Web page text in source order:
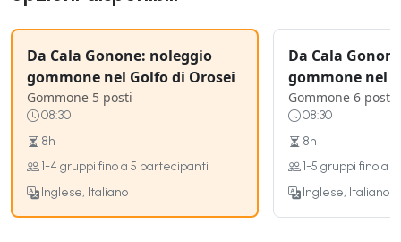
Da Cala Gonone: noleggio
gommone nel Golfo di Orosei
Gommone 5 posti
08:30
8h
1-4 gruppi fino a 5 partecipanti
Inglese, Italiano
Da Cala
gommone nel
Gommone 6 posti
08:30
8h
1-5 gruppi fino a
Inglese, Italiano